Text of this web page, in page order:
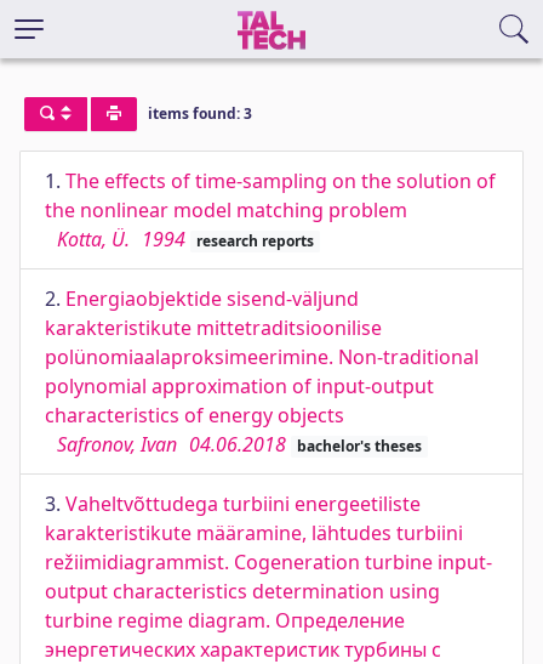
items found: 3
1. The effects of time-sampling on the solution of
the nonlinear model matching problem
Kotta, Ü. 1994 research reports
2. Energiaobjektide sisend-väljund
karakteristikute mittetraditsioonilise
polünomiaalaproksimeerimine. Non-traditional
polynomial approximation of input-output
characteristics of energy objects
Safronov, Ivan 04.06.2018 bachelor's theses
3. Vaheltvõttudega turbiini energeetiliste
karakteristikute määramine, lähtudes turbiini
režiimidiagrammist. Cogeneration turbine input-
output characteristics determination using
turbine regime diagram. Определение
энергетических характеристик турбины с